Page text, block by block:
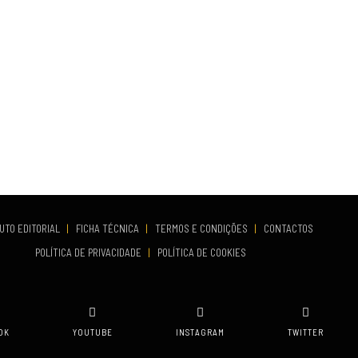
EDITORIAL | FICHA TÉCNICA | TERMOS E CONDIÇÕES |
CONTACTOS
POLÍTICA DE PRIVACIDADE
| POLÍTICA DE COOKIES
YOUTUBE INSTAGRAM TWITTER